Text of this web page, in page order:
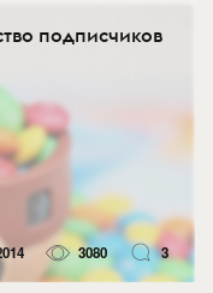
подписчиков
3080 3